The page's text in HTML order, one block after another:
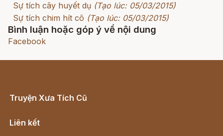
Sự tích cây huyết dụ (Tạo lúc: 05/03/2015)
Sự tích chim hít cô (Tạo lúc: 05/03/2015)
Bình luận hoặc góp ý về nội dung
Facebook
Truyện Xưa Tích Cũ
Liên kết